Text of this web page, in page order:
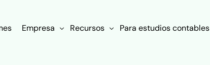
Empresa Recursos Para estudios contables